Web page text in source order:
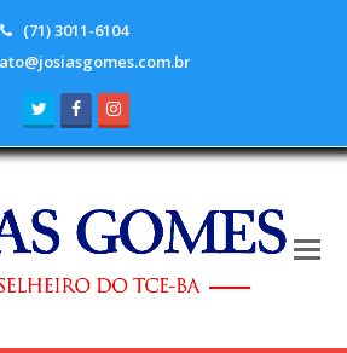
(71) 3011-6104
TwitterFacebook